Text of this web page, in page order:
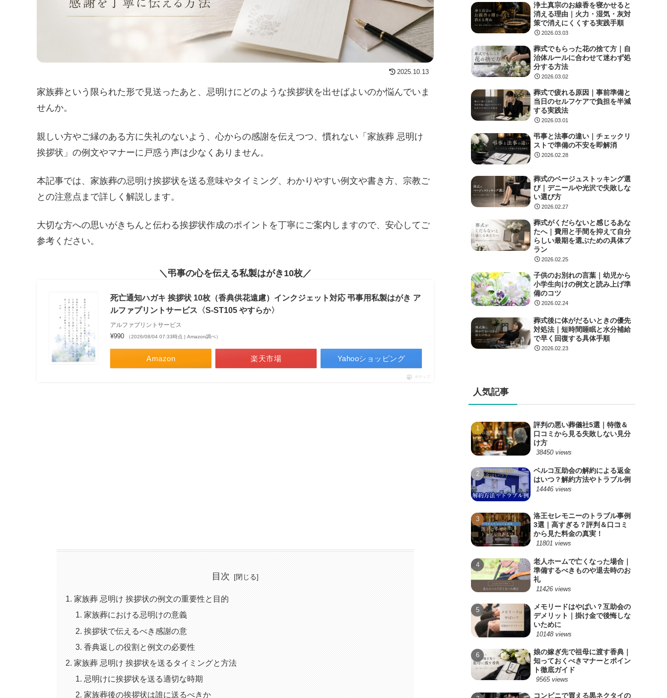
2025.10.13
家族葬という限られた形で見送ったあと、忌明けにどのような挨拶状を出せばよいのか悩んでいま
せんか。
親しい方やご縁のある方に失礼のないよう、心からの感謝を伝えつつ、慣れない「家族葬 忌明け
挨拶状」の例文やマナーに戸惑う声は少なくありません。
本記事では、家族葬の忌明け挨拶状を送る意味やタイミング、わかりやすい例文や書き方、宗教ご
との注意点まで詳しく解説します。
大切な方への思いがきちんと伝わる挨拶状作成のポイントを丁寧にご案内しますので、安心してご
参考ください。
弔事の心を伝える私製はがき10枚
死亡通知ハガキ 挨拶状 10枚（香典供花遠慮）インクジェット対応 弔事用私製はがき ア
ルファプリントサービス〈S-ST105 やすらか〉
アルファプリントサービス
¥990 （2026/08/04 07:33時点 | Amazon調べ）
Amazon 楽天市場 Yahooショッピング
ポチップ
目次
家族葬 忌明け 挨拶状の例文の重要性と目的
家族葬における忌明けの意義
挨拶状で伝えるべき感謝の意
香典返しの役割と例文の必要性
家族葬 忌明け 挨拶状を送るタイミングと方法
忌明けに挨拶状を送る適切な時期
家族葬後の挨拶状は誰に送るべきか
浄土真宗のお線香を寝かせると
消える理由｜火力・湿気・灰対
策で消えにくくする実践手順
2026.03.03
葬式でもらった花の捨て方｜自
治体ルールに合わせて迷わず処
分する方法
2026.03.02
葬式で疲れる原因｜事前準備と
当日のセルフケアで負担を半減
する実践法
2026.03.01
弔事と法事の違い｜チェックリ
ストで準備の不安を即解消
2026.02.28
葬式のベージュストッキング選
び｜デニールや光沢で失敗しな
い選び方
2026.02.27
葬式がくだらないと感じるあな
たへ｜費用と手間を抑えて自分
らしい最期を選ぶための具体プ
ラン
2026.02.25
子供のお別れの言葉｜幼児から
小学生向けの例文と読み上げ準
備のコツ
2026.02.24
葬式後に体がだるいときの優先
対処法｜短時間睡眠と水分補給
で早く回復する具体手順
2026.02.23
人気記事
評判の悪い葬儀社5選｜特徴＆
口コミから見る失敗しない見分
け方
38450 views
ベルコ互助会の解約による返金
はいつ？解約方法やトラブル例
14446 views
洛王セレモニーのトラブル事例
3選｜高すぎる？評判＆口コミ
から見た料金の真実！
11801 views
老人ホームで亡くなった場合｜
準備するべきものや退去時のお
礼
11426 views
メモリードはやばい？互助会の
デメリット｜掛け金で後悔しな
いために
10148 views
娘の嫁ぎ先で祖母に渡す香典｜
知っておくべきマナーとポイン
ト徹底ガイド
9565 views
コンビニで買える黒ネクタイの